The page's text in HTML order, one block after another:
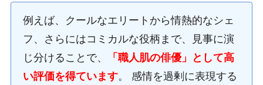
例えば、クールなエリートから情熱的なシェ
フ、さらにはコミカルな役柄まで、見事に演
じ分けることで、
「職人肌の俳優」として高
い評価を得ています。 感情を過剰に表現する